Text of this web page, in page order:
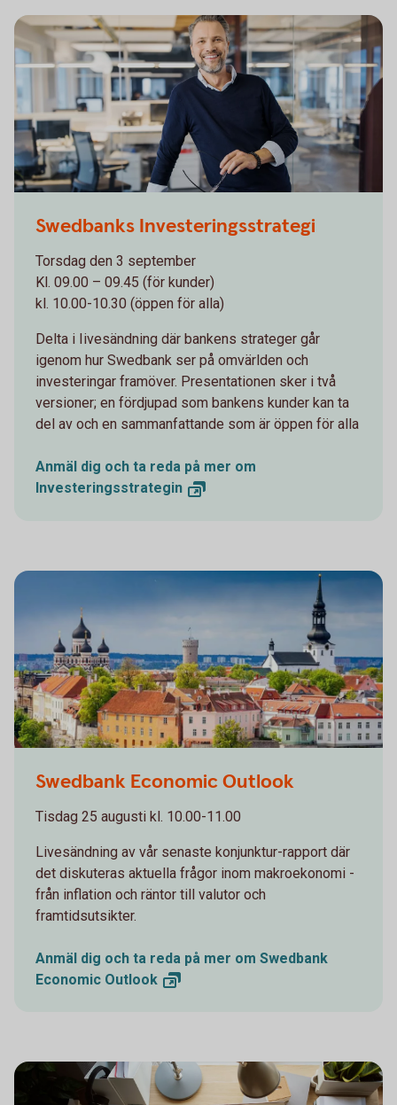
Swedbanks Investeringsstrategi
Torsdag den 3 september
Kl. 09.00 – 09.45 (för kunder)
kl. 10.00-10.30 (öppen för alla)
Delta i Iivesändning där bankens strateger går
igenom hur Swedbank ser på omvärlden och
investeringar framöver. Presentationen sker i två
versioner; en fördjupad som bankens kunder kan ta
del av och en sammanfattande som är öppen för alla
Anmäl dig och ta reda på mer om
Investeringsstrategin
Swedbank Economic Outlook
Tisdag 25 augusti kl. 10.00-11.00
Livesändning av vår senaste konjunktur-rapport där
det diskuteras aktuella frågor inom makroekonomi -
från inflation och räntor till valutor och
framtidsutsikter.
Anmäl dig och ta reda på mer om Swedbank
Economic Outlook